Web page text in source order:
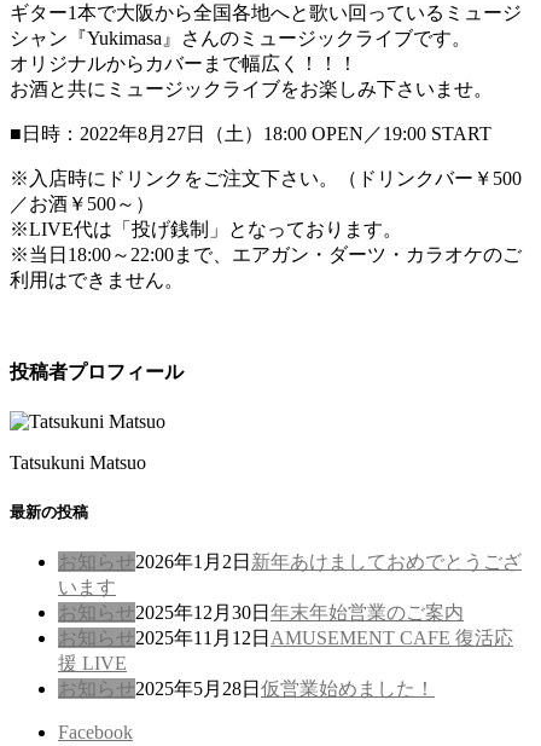
ギター1本で大阪から全国各地へと歌い回っているミュージ
シャン『Yukimasa』さんのミュージックライブです。
オリジナルからカバーまで幅広く！！！
お酒と共にミュージックライブをお楽しみ下さいませ。
■日時：2022年8月27日（土）18:00 OPEN／19:00 START
※入店時にドリンクをご注文下さい。（ドリンクバー￥500
／お酒￥500～）
※LIVE代は「投げ銭制」となっております。
※当日18:00～22:00まで、エアガン・ダーツ・カラオケのご
利用はできません。
投稿者プロフィール
Tatsukuni Matsuo
最新の投稿
お知らせ2026年1月2日 新年あけましておめでとうござ
います
お知らせ2025年12月30日 年末年始営業のご案内
お知らせ2025年11月12日 AMUSEMENT CAFE 復活応
援 LIVE
お知らせ2025年5月28日 仮営業始めました！
Facebook